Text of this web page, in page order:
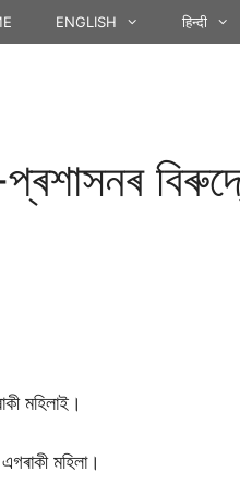
ENGLISH हिन्दी
মহিলাই।
মহিলা।